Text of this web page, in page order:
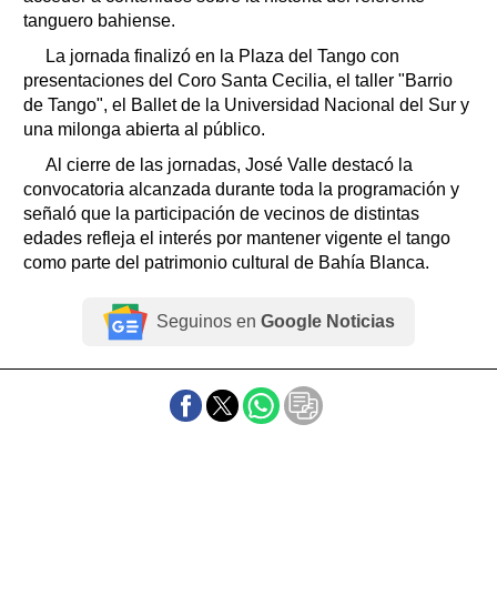
tanguero bahiense.
La jornada finalizó en la Plaza del Tango con
presentaciones del Coro Santa Cecilia, el taller "Barrio
de Tango", el Ballet de la Universidad Nacional del Sur y
una milonga abierta al público.
Al cierre de las jornadas, José Valle destacó la
convocatoria alcanzada durante toda la programación y
señaló que la participación de vecinos de distintas
edades refleja el interés por mantener vigente el tango
como parte del patrimonio cultural de Bahía Blanca.
Seguinos en Google Noticias